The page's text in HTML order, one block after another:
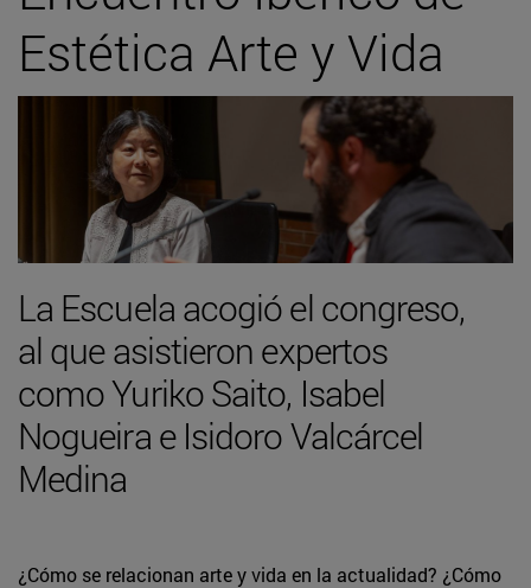
Estética Arte y Vida
La Escuela acogió el congreso,
al que asistieron expertos
como Yuriko Saito, Isabel
Nogueira e Isidoro Valcárcel
Medina
¿Cómo se relacionan arte y vida en la actualidad? ¿Cómo